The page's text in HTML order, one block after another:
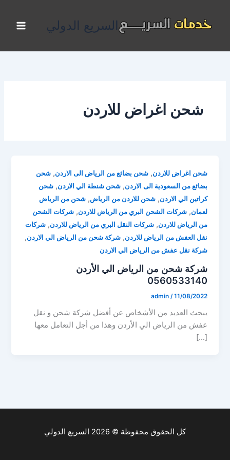
المحتوى
السريع الدولي
شحن اغراض للاردن
شحن اغراض للاردن,شحن بضائع من الرياض الى الاردن,شحن
بضائع من السعودية الى الاردن,شحن شنطة الي الاردن,شحن
كراتين الي الاردن,شحن للاردن من الرياض,شحن من الرياض
لعمان,شركات الشحن البري من الرياض للاردن,شركات الشحن
من الرياض للاردن,شركات النقل البري من الرياض للاردن,شركات
نقل العفش من الرياض للاردن,شركة شحن من الرياض الي الاردن,
شركة نقل عفش من الرياض الي الاردن
شركة شحن من الرياض الي الأردن
0560533140
admin /11/08/2022
يبحث العديد من الأشخاص عن أفضل شركة شحن و نقل
عفش من الرياض الي الأردن وهذا من أجل التعامل معها
[…]
كل الحقوق محفوظة © 2026 السريع الدولي